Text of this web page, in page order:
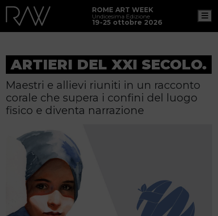
ROME ART WEEK
Undicesima Edizione
19-25 ottobre 2026
ARTIERI DEL XXI SECOLO.
Maestri e allievi riuniti in un racconto
corale che supera i confini del luogo
fisico e diventa narrazione